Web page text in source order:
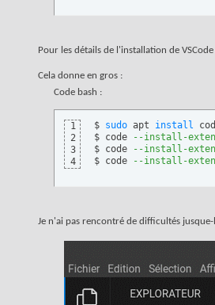
Pour les détails de l'installation de
Cela donne en gros :
Code bash :
1
2
3
4
$ sudo apt install
$ code
--install-
$ code
--install-
$ code
--install-
Je n'ai pas rencontré de difficultés